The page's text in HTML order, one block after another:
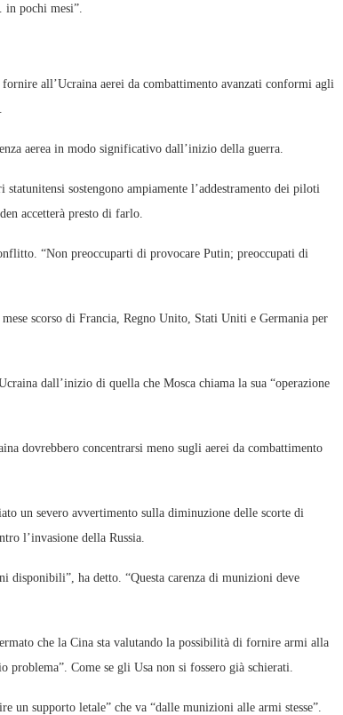
pochi mesi”.
all’Ucraina aerei da combattimento avanzati conformi agli
aerea in modo significativo dall’inizio della guerra.
sostengono ampiamente l’addestramento dei piloti
accetterà presto di farlo.
“Non preoccuparti di provocare Putin; preoccupati di
scorso di Francia, Regno Unito, Stati Uniti e Germania per
dall’inizio di quella che Mosca chiama la sua “operazione
dovrebbero concentrarsi meno sugli aerei da combattimento
un severo avvertimento sulla diminuzione delle scorte di
l’invasione della Russia.
disponibili”, ha detto. “Questa carenza di munizioni deve
che la Cina sta valutando la possibilità di fornire armi alla
problema”. Come se gli Usa non si fossero già schierati.
un supporto letale” che va “dalle munizioni alle armi stesse”.